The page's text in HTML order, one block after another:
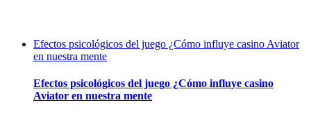
Efectos psicológicos del juego ¿Cómo influye casino Aviator
en nuestra mente
Efectos psicológicos del juego ¿Cómo influye casino
Aviator en nuestra mente